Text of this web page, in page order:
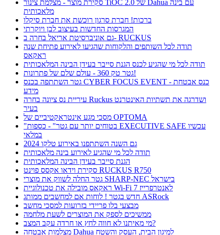
סקירת מוצר - מצלמת צינור TiOC 2.0 של Dahua עם בינה
מלאכותית
ברכות! חברת סרגון רוכשת את חברת סיקלו
המגרסות החדשות בעיצוב לבן ויוקרתי
גם אוניברסיטת אריאל בחרה ב- RUCKUS
תודה לכל השותפים והלקוחות שהגיעו לאירוע פתיחת שנה
ראקאס
תודה לכל מי שהגיע לכנס הגנת סייבר בעידן הבינה המלאכותית
גטר טק 360 - עולם שלם של פתרונות!
גטר השתתפה בכנס CYBER FOCUS EVENT - כנס אבטחת
מידע
עיריית נס ציונה בחרה Ruckus ושדרגה את תשתיות האינטרנט
בעיר
מסכי מגע אינטראקטיביים של OPTOMA
"בטוחים יותר עם גטר" - כספות EXECUTIVE SAFE עכשיו
במלאי
גם השנה השתתפנו באירוע טלקו 2024
תודה לכל מי שהגיע לאירוע בינה מלאכותית
הגנת סייבר בעידן הבינה המלאכותית
סקירת וידאו אקסס פוינט RUCKUS R750
גטר החלה לשווק את מוצרי SHARP-NEC בישראל
ראקאס מובילה את טכנולוגיית Wi-Fi 7 לאנטרפרייז
חדש בגטר ! לוחות אם למחשבים ממותג ASRock
מבצעי בלו פריידי בזרועות למסכי מחשב
ממשיכים לספק את המוצרים לשעת מלחמה
מי מאיתנו לא חווה לחץ או חרדה עקב המצב?
מצלמות אבטחה Dahua למיגון הבית, העסק והשטח